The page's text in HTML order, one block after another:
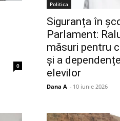
0
Politica
Siguranța în
Parlament:
măsuri pentru
și a
elevilor
Dana A - 10 iunie 2026